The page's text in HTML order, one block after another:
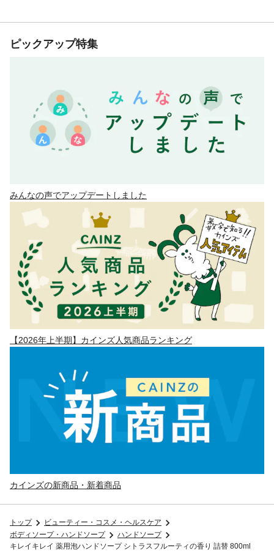
ピックアップ特集
みんなの声でアップデートしました
【2026年上半期】カインズ人気商品ランキング
カインズの新商品・新着商品
トップ
ビューティー・コスメ・ヘルスケア
ボディソープ・ハンドソープ
ハンドソープ
キレイキレイ 薬用泡ハンドソープ シトラスフルーティの香り 詰替 800ml